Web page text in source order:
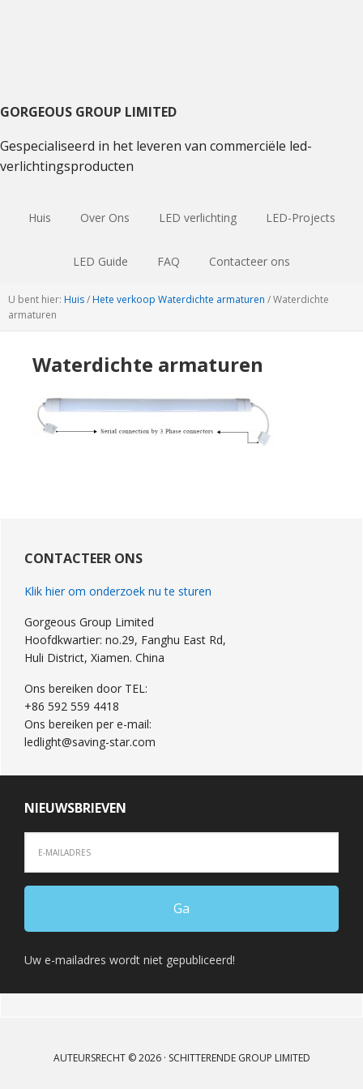
GORGEOUS GROUP LIMITED
Gespecialiseerd in het leveren van commerciële led-
verlichtingsproducten
Huis Over Ons LED verlichting LED-Projects
LED Guide FAQ Contacteer ons
U bent hier: Huis/ Hete verkoop Waterdichte armaturen /Waterdichte
armaturen
Waterdichte armaturen
Sidebar
CONTACTEER ONS
Klik hier om onderzoek nu te sturen
Gorgeous Group Limited
Hoofdkwartier: no.29, Fanghu East Rd,
Huli District, Xiamen. China
Ons bereiken door TEL:
+86 592 559 4418
Ons bereiken per e-mail:
ledlight@saving-star.com
NIEUWSBRIEVEN
Uw e-mailadres wordt niet gepubliceerd!
AUTEURSRECHT © 2026 · SCHITTERENDE GROUP LIMITED